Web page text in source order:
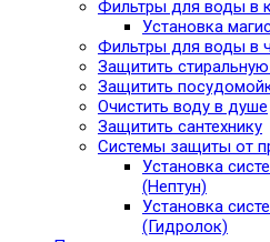
Фильтры для воды в
Установка
Фильтры для воды в
Защитить
Защитить
Очистить воду в душе
Защитить сантехнику
Системы защиты от
Установка
(Нептун)
Установка
(Гидролок)